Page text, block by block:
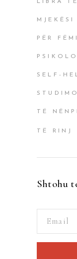
LIBRA
MJEKËSI
PËR
SELF-
TË
TË RINJ
Shtohu